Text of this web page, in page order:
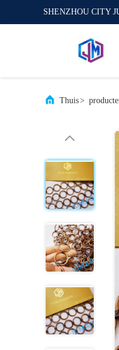
SHENZHOU CITY
Thuis>